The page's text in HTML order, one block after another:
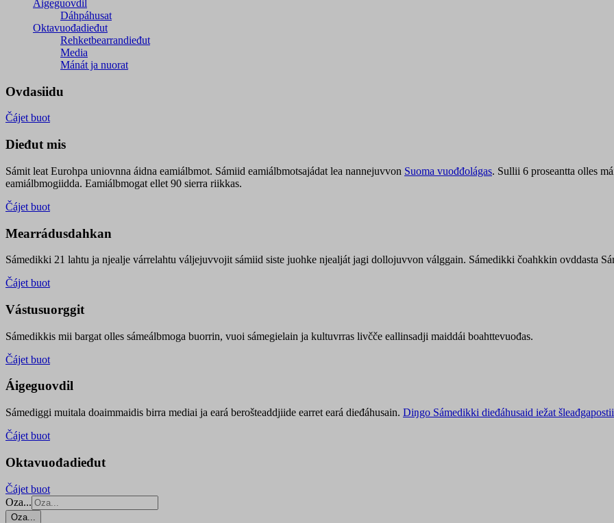
Áigeguovdil
Dáhpáhusat
Oktavuođadieđut
Rehketbearrandieđut
Media
Mánát ja nuorat
Ovdasiidu
Čájet buot
Dieđut mis
Sámit leat Eurohpa uniovnna áidna eamiálbmot. Sámiid eamiálbmotsajádat lea nannejuvvon Suoma vuođđolágas. Sullii 6 proseantta olles
eamiálbmogiidda. Eamiálbmogat ellet 90 sierra riikkas.
Čájet buot
Mearrádusdahkan
Sámedikki 21 lahtu ja njealje várrelahtu váljejuvvojit sámiid siste juohke njealját jagi dollojuvvon válggain. Sámedikki čoahkkin ovddasta
Čájet buot
Vástusuorggit
Sámedikkis mii bargat olles sámeálbmoga buorrin, vuoi sámegielain ja kultuvrras livčče eallinsadji maiddái boahttevuođas.
Čájet buot
Áigeguovdil
Sámediggi muitala doaimmaidis birra mediai ja eará berošteaddjiide earret eará dieđáhusain. Diŋgo Sámedikki dieđáhusaid iežat šleađgapostii
Čájet buot
Oktavuođadieđut
Čájet buot
Oza...
Oza...